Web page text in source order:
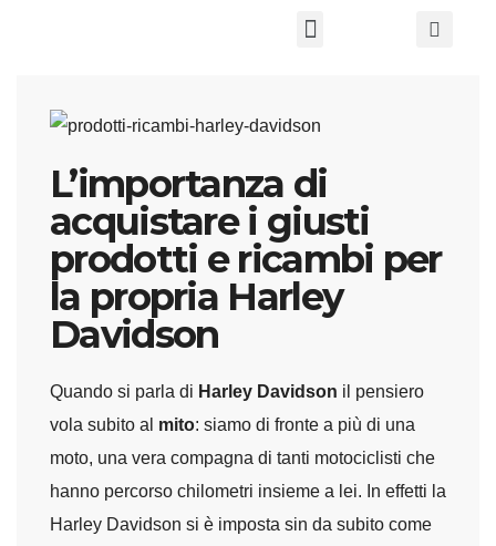
L’importanza di
acquistare i giusti
prodotti e ricambi per
la propria Harley
Davidson
Quando si parla di Harley Davidson il pensiero
vola subito al mito: siamo di fronte a più di una
moto, una vera compagna di tanti motociclisti che
hanno percorso chilometri insieme a lei. In effetti la
Harley Davidson si è imposta sin da subito come